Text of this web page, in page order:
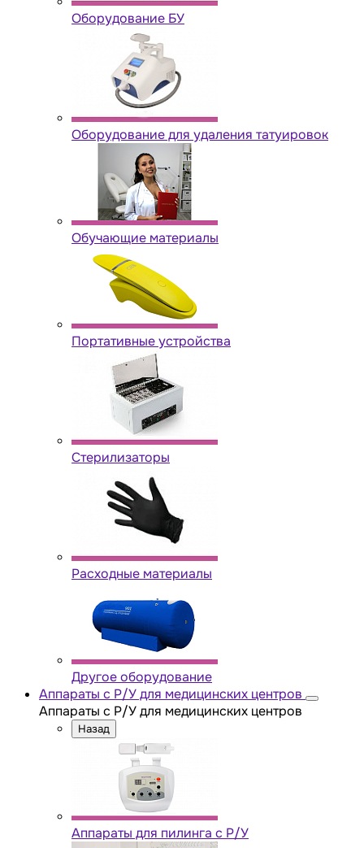
Оборудование БУ
Оборудование для удаления татуировок
Обучающие материалы
Портативные устройства
Стерилизаторы
Расходные материалы
Другое оборудование
Аппараты с Р/У для медицинских центров
Аппараты с Р/У для медицинских центров
Назад
Аппараты для пилинга с Р/У